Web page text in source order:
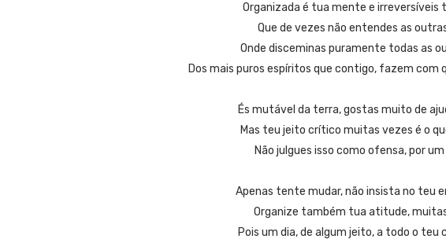
Organizada é tua mente e irreversíveis
Que de vezes não entendes as
Onde disceminas puramente todas as
Dos mais puros espíritos que contigo, fazem com
És mutável da terra, gostas muito de
Mas teu jeito crítico muitas vezes é o
Não julgues isso como ofensa, por
Apenas tente mudar, não insista no teu
Organize também tua atitude,
Pois um dia, de algum jeito, a todo o teu